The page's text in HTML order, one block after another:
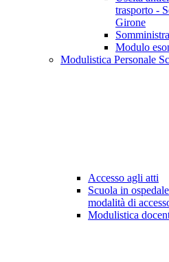
trasporto -
Girone
Modulo
Modulistica Personale
Accesso agli atti
Scuola in
modalità di
Modulistica